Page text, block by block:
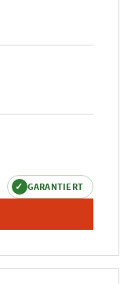
✓ GARANTIERT